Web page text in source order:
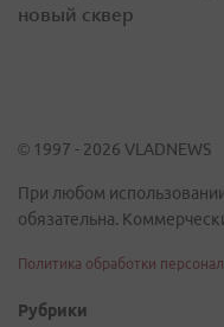
новый сквер
© 1997 - 2026 VLADNEWS
При любом
обязательна.
Политика обработки
Рубрики